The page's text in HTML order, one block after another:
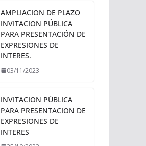
AMPLIACION DE PLAZO
INVITACION PÚBLICA
PARA PRESENTACIÓN DE
EXPRESIONES DE
INTERES.
03/11/2023
INVITACION PÚBLICA
PARA PRESENTACION DE
EXPRESIONES DE
INTERES